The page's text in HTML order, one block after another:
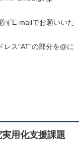
ずE-mailでお願いいた
ス”AT”の部分を@に
用化支援課題